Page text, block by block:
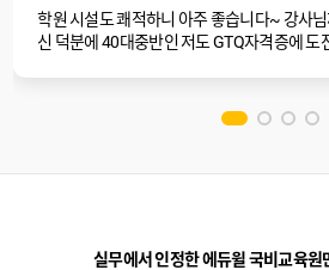
학원 시설도 쾌적하니 아주 좋습니다~ 강사님께서 자세하게 잘 가르쳐주
신 덕분에 40대중반인 저도 GTQ자격증에 도
실무에서 인정한 에듀윌 국비교육원